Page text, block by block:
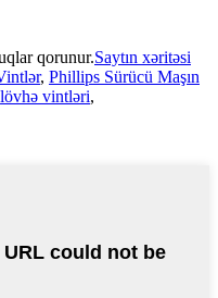
qorunur.Saytın xəritəsi
, Phillips Sürücü Maşın
lövhə vintləri,